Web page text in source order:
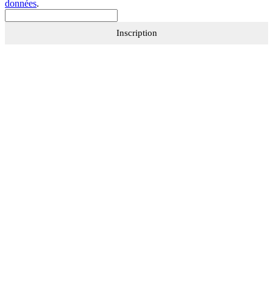
données.
Inscription